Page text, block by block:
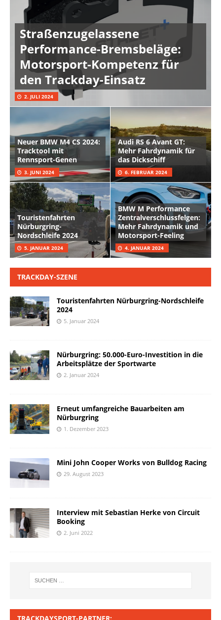
Straßenzugelassene
Performance-Bremsbeläge:
Motorsport-Kompetenz für
den Trackday-Einsatz
2. JULI 2024
Neuer BMW M4 CS 2024:
Tracktool mit
Rennsport-Genen
3. JUNI 2024
Audi RS 6 Avant GT:
Mehr Fahrdynamik für
das Dickschiff
6. FEBRUAR 2024
Touristenfahrten
Nürburgring-
Nordschleife 2024
5. JANUAR 2024
BMW M Performance
Zentralverschlussfelgen:
Mehr Fahrdynamik und
Motorsport-Feeling
4. JANUAR 2024
TRACKDAY-SZENE
Touristenfahrten Nürburgring-Nordschleife
2024
5. Januar 2024
Nürburgring: 50.000-Euro-Investition in die
Arbeitsplätze der Sportwarte
2. Januar 2024
Erneut umfangreiche Bauarbeiten am
Nürburgring
1. Dezember 2023
Mini John Cooper Works von Bulldog Racing
29. August 2023
Interview mit Sebastian Herke von Circuit
Booking
2. Juni 2022